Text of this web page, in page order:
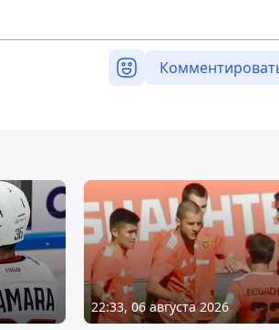
22:33, 06 августа 2026